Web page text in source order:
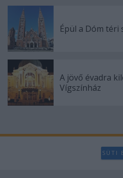
Épül a Dóm téri
A jövő évadra
Vígszínház
SÜTI